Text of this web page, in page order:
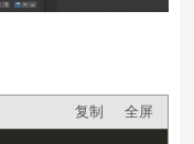
复制 全屏